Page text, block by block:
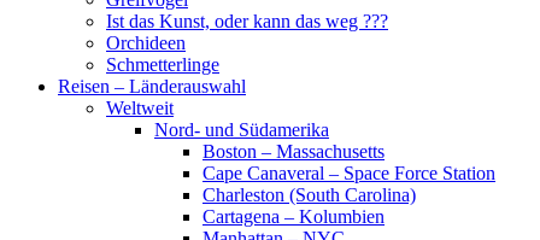
Ist das Kunst, oder kann das weg ???
Orchideen
Schmetterlinge
Reisen – Länderauswahl
Weltweit
Nord- und Südamerika
Boston – Massachusetts
Cape Canaveral – Space Force Station
Charleston (South Carolina)
Cartagena – Kolumbien